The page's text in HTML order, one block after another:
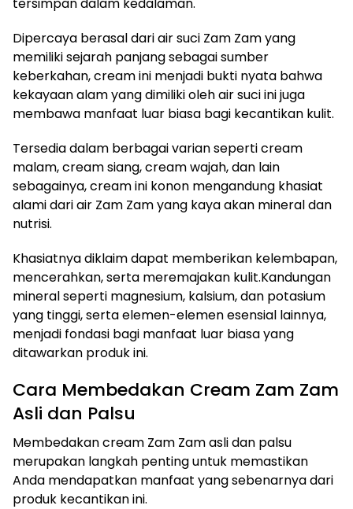
Dipercaya berasal dari air suci Zam Zam yang
memiliki sejarah panjang sebagai sumber
keberkahan, cream ini menjadi bukti nyata bahwa
kekayaan alam yang dimiliki oleh air suci ini juga
membawa manfaat luar biasa bagi kecantikan kulit.
Tersedia dalam berbagai varian seperti cream
malam, cream siang, cream wajah, dan lain
sebagainya, cream ini konon mengandung khasiat
alami dari air Zam Zam yang kaya akan mineral dan
nutrisi.
Khasiatnya diklaim dapat memberikan kelembapan,
mencerahkan, serta meremajakan kulit.Kandungan
mineral seperti magnesium, kalsium, dan potasium
yang tinggi, serta elemen-elemen esensial lainnya,
menjadi fondasi bagi manfaat luar biasa yang
ditawarkan produk ini.
Cara Membedakan Cream Zam Zam
Asli dan Palsu
Membedakan cream Zam Zam asli dan palsu
merupakan langkah penting untuk memastikan
Anda mendapatkan manfaat yang sebenarnya dari
produk kecantikan ini.